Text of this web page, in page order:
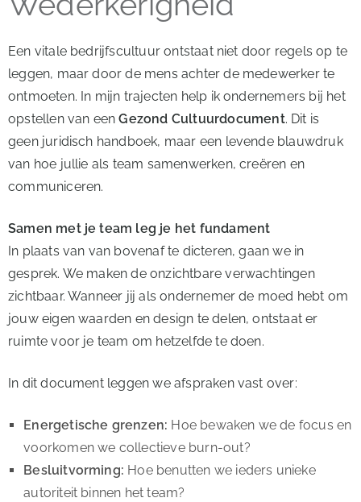
Een vitale bedrijfscultuur ontstaat niet door regels op te
leggen, maar door de mens achter de medewerker te
ontmoeten. In mijn trajecten help ik ondernemers bij het
opstellen van eenGezond Cultuurdocument. Dit is
geen juridisch handboek, maar een levende blauwdruk
van hoe jullie als team samenwerken, creëren en
communiceren.
Samen met je team leg je het fundament
In plaats van van bovenaf te dicteren, gaan we in
gesprek. We maken de onzichtbare verwachtingen
zichtbaar. Wanneer jij als ondernemer de moed hebt om
jouw eigen waarden en design te delen, ontstaat er
ruimte voor je team om hetzelfde te doen.
In dit document leggen we afspraken vast over:
Energetische grenzen: Hoe bewaken we de focus en
voorkomen we collectieve burn-out?
Besluitvorming: Hoe benutten we ieders unieke
autoriteit binnen het team?